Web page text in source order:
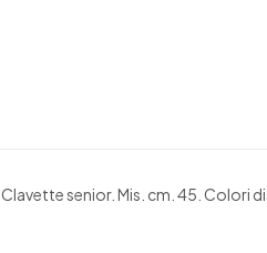
Clavette senior. Mis. cm. 45. Colori